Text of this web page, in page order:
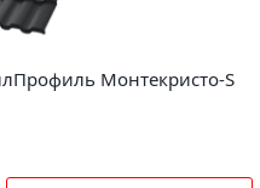
Монтекристо-S